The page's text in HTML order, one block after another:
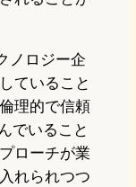
ノロジー企
ていること
理的で信頼
でいること
ローチが業
れられつつ